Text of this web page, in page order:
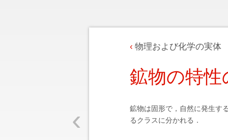
‹
物理および化学の実体
鉱物の特
鉱物は固形で，自然に発生す
るクラスに分かれる．